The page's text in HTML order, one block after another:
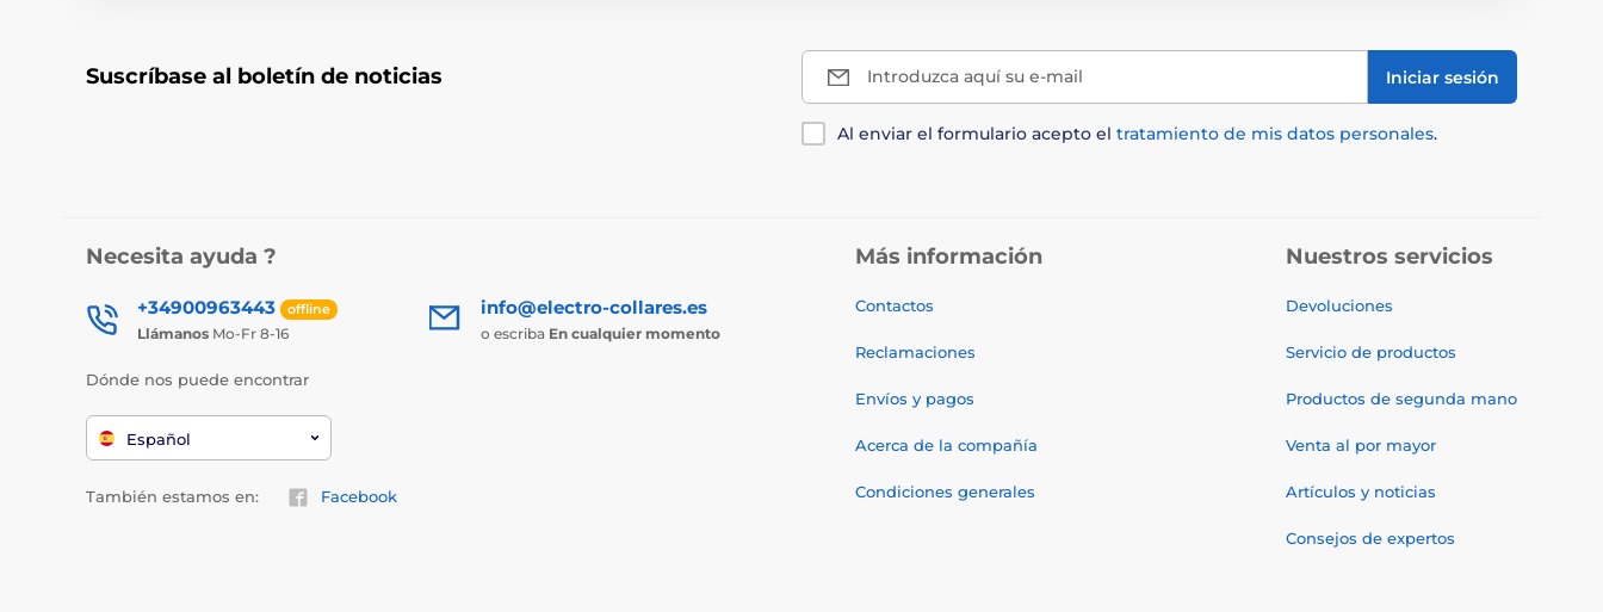
Suscríbase al boletín de noticias Introduzca aquí su e-mail Iniciar sesión
Al enviar el formulario acepto el tratamiento de mis datos personales.
Necesita ayuda ?
+34900963443 offline
Llámanos Mo-Fr 8-16
info@electro-collares.es
o escriba En cualquier momento
Dónde nos puede encontrar
Español
También estamos en: Facebook
Más información
Contactos
Reclamaciones
Envíos y pagos
Acerca de la compañía
Condiciones generales
Nuestros servicios
Devoluciones
Servicio de productos
Productos de segunda mano
Venta al por mayor
Artículos y noticias
Consejos de expertos